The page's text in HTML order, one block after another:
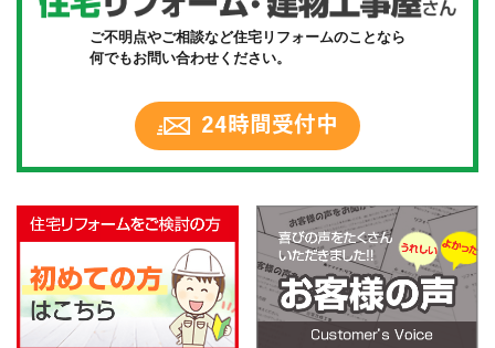
ご不明点やご相談など住宅リフォームのことなら
何でもお問い合わせください。
24時間受付中